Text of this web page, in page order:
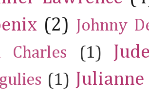
(2) Johnny
Charles
(1)
(1)